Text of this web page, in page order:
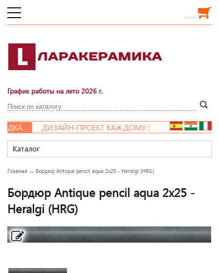
. . .
График работы на лето 2026 г.
ДИЗАЙН-ПРОЕКТ КАЖДОМУ !
Каталог
Главная → Бордюр Antique pencil aqua 2x25 - Heralgi (HRG)
Бордюр Antique pencil aqua 2x25 -
Heralgi (HRG)